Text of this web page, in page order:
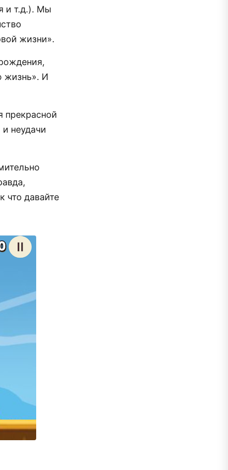
и т.д.). Мы
жизни».
жизнь». И
прекрасной
неудачи
что давайте